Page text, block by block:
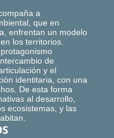
a
que en
enfrentan un modelo
los territorios.
de
y el
identitaria, con una
De esta forma
al desarrollo,
ecosistemas, y las